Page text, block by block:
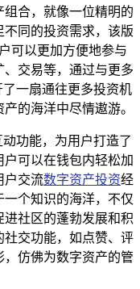
合，就像一位精明的
同的投资需求，该版
可以更加方便地参与
交易等，通过与更多
了一扇通往更多投资机
的海洋中尽情遨游。
功能，为用户打造了
可以在钱包内轻松加
户交流数字资产投资经
个知识的海洋，不仅
社区的蓬勃发展和积
交功能，如点赞、评
仿佛为数字资产的管